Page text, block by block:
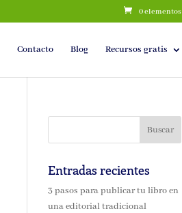
0 elementos
Contacto Blog Recursos gratis
Entradas recientes
3 pasos para publicar tu libro en
una editorial tradicional